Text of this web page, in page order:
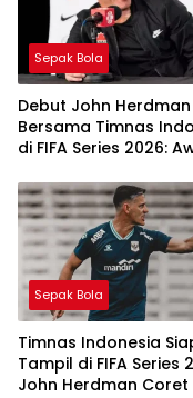
Sepak Bola
Debut John Herdman
Bersama Timnas
di FIFA Series 2026:
Sepak Bola
Timnas Indonesia
Tampil di FIFA Series
John Herdman Coret